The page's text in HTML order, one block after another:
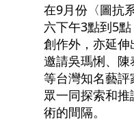
在9月份〈圖抗
六下午3點到5
創作外，亦延
邀請吳瑪悧、
等台灣知名藝
眾一同探索和
術的間隔。